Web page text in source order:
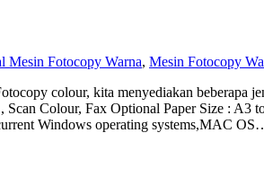
Mesin Fotocopy Warna, Mesin Fotocopy
colour, kita menyediakan beberapa
Colour, Fax Optional Paper Size : A3
Windows operating systems,MAC